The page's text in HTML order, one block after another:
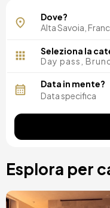
Chamonix-Mont-Blanc
Dove?
Seleziona la
Day pass,
Data in mente?
Esplora per